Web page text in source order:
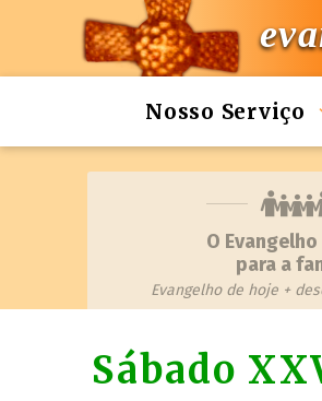
Nosso Serviço
O
para a
Evangelho de hoje +
Sábado